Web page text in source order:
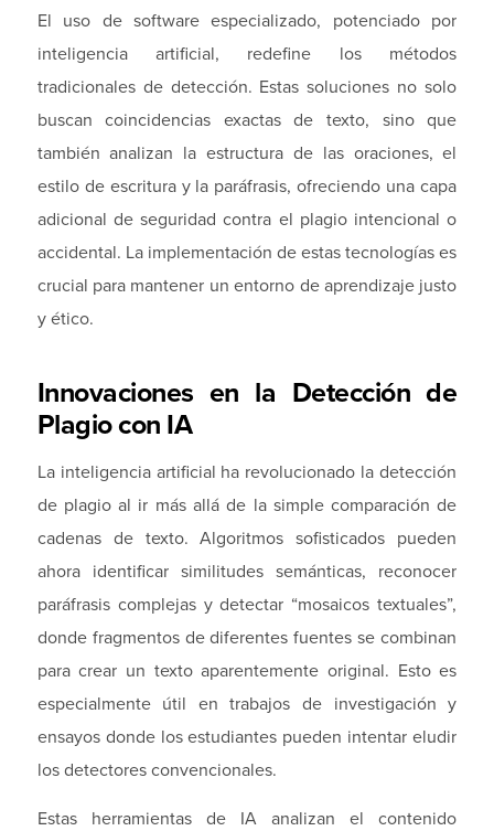
El uso de software especializado, potenciado por
inteligencia artificial, redefine los métodos
tradicionales de detección. Estas soluciones no solo
buscan coincidencias exactas de texto, sino que
también analizan la estructura de las oraciones, el
estilo de escritura y la paráfrasis, ofreciendo una capa
adicional de seguridad contra el plagio intencional o
accidental. La implementación de estas tecnologías es
crucial para mantener un entorno de aprendizaje justo
y ético.
Innovaciones en la Detección de
Plagio con IA
La inteligencia artificial ha revolucionado la detección
de plagio al ir más allá de la simple comparación de
cadenas de texto. Algoritmos sofisticados pueden
ahora identificar similitudes semánticas, reconocer
paráfrasis complejas y detectar “mosaicos textuales”,
donde fragmentos de diferentes fuentes se combinan
para crear un texto aparentemente original. Esto es
especialmente útil en trabajos de investigación y
ensayos donde los estudiantes pueden intentar eludir
los detectores convencionales.
Estas herramientas de IA analizan el contenido